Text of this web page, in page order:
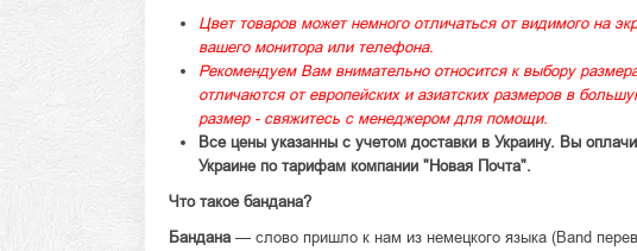
Цвет товаров может немного отличаться от видимого на
вашего монитора или телефона.
Рекомендуем Вам внимательно относится к выбору
отличаются от европейских и азиатских размеров в
размер - свяжитесь с менеджером для помощи.
Все цены указанны с учетом доставки в Украину. Вы
Украине по тарифам компании "Новая Почта".
Что такое бандана?
Бандана— слово пришло к нам из немецкого языка (Band